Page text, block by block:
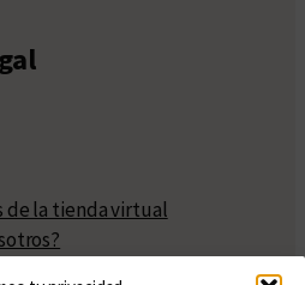
de la tienda virtual